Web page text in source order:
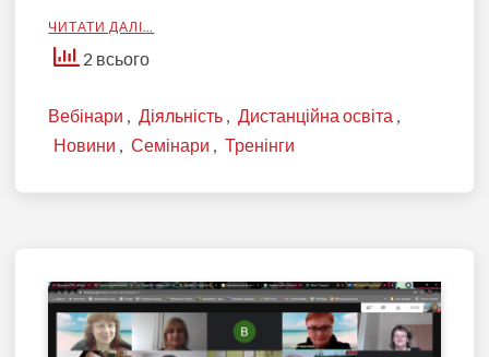
ЧИТАТИ ДАЛІ…
2 всього
Вебінари , Діяльність , Дистанційна освіта ,
Новини , Семінари , Тренінги